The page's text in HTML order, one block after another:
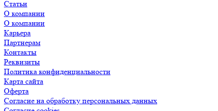
Статьи
О компании
О компании
Карьера
Партнерам
Контакты
Реквизиты
Политика конфиденциальности
Карта сайта
Оферта
Согласие на обработку персональных данных